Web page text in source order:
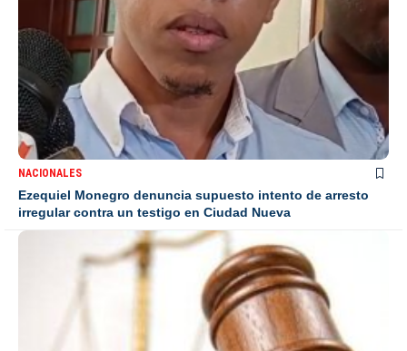
NACIONALES
Ezequiel Monegro denuncia supuesto intento de arresto
irregular contra un testigo en Ciudad Nueva